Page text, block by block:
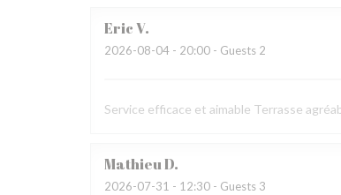
EricV
2026-08-04 - 20:00 - Guests 2
Service efficace et aimable Terrasse
MathieuD
2026-07-31 - 12:30 - Guests 3